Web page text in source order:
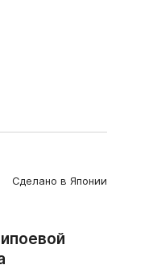
Сделано в Японии